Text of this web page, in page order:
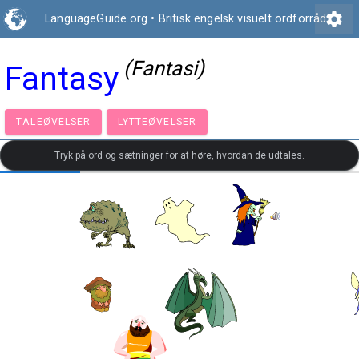
LanguageGuide.org • Britisk engelsk visuelt ordforrådsettings
Fantasy (Fantasi)
TALEØVELSER LYTTEØVELSER
Tryk på ord og sætninger for at høre, hvordan de udtales.